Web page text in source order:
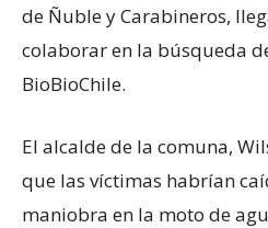
de Ñuble y Carabineros,
colaborar en la búsqueda
BioBioChile.
El alcalde de la comuna,
que las víctimas habrían
maniobra en la moto de